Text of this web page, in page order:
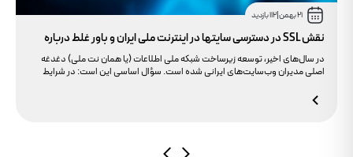
21 بهمن |112 بازدید
نقش SSL در دسترسی سایتها در اینترنت ملی ایران و باور غلط درباره
دامنه های IR
در سال‌های اخیر، توسعه زیرساخت شبکه ملی اطلاعات (یا همان نت ملی) دغدغه
اصلی مدیران وب‌سایت‌های ایرانی شده است. سؤال اساسی این است: در شرایط